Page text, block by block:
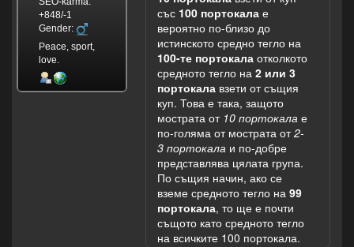
+848/-1
Gender:
Peace, sport,
love.
със 100 портокала е
вероятно по-близо до
истинското средно тегло на
100-те портокала отколкото
средното тегло на 2 или 3
портокала взети от същия
куп. Това е така, защото
мострата от 10 портокала е
по-голяма от мострата от2-
3 портокала и по-добре
представлява цялата група.
По същия начин, ако се
вземе средното тегло на 99
портокала, то ще е почти
същото като средното тегло
на всичките 100 портокала.